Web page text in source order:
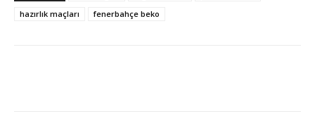
hazırlık maçları
fenerbahçe beko